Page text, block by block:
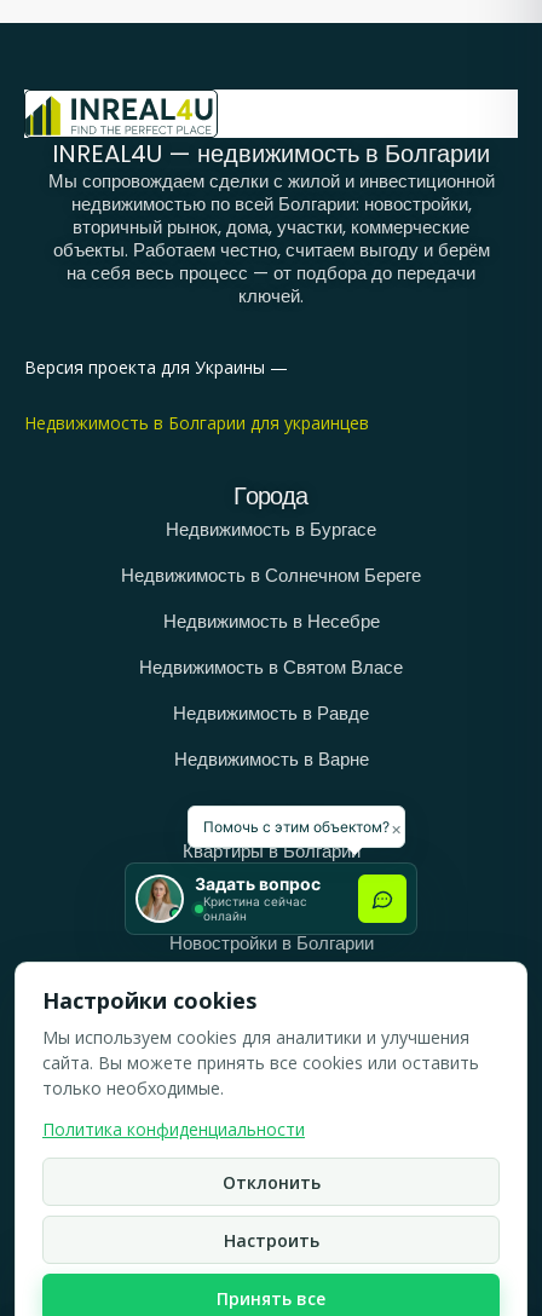
INREAL4U — недвижимость в Болгарии
Мы сопровождаем сделки с жилой и инвестиционной
недвижимостью по всей Болгарии: новостройки,
вторичный рынок, дома, участки, коммерческие
объекты. Работаем честно, считаем выгоду и берём
на себя весь процесс — от подбора до передачи
ключей.
Версия проекта для Украины —
Недвижимость в Болгарии для украинцев
Города
Недвижимость в Бургасе
Недвижимость в Солнечном Береге
Недвижимость в Несебре
Недвижимость в Святом Власе
Недвижимость в Равде
Недвижимость в Варне
Категории
Квартиры в Болгарии
Дома в Болгарии
Новостройки в Болгарии
Вторичное жильё в Болгарии
Рабочее время
ПН-ПТ: 10:00 — 18:00
ВС: Выходной
2019-2026 © Все права защищены.
Политика конфидициальности
Карта сайта
×
Помочь с этим объектом?
Задать вопрос
Кристина сейчас
онлайн
Кристина Верейская
Брокер по недвижимости ☏
Настройки cookies
Мы используем cookies для аналитики и улучшения
сайта. Вы можете принять все cookies или оставить
только необходимые.
Политика конфиденциальности
Отклонить
Настроить
Принять все